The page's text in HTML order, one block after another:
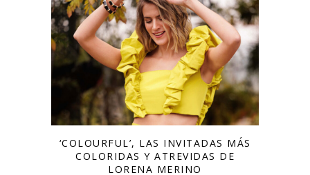
‘COLOURFUL’, LAS INVITADAS MÁS
COLORIDAS Y ATREVIDAS DE
LORENA MERINO